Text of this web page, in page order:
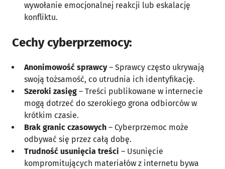
wywołanie emocjonalnej reakcji lub eskalację
konfliktu.
Cechy cyberprzemocy:
Anonimowość sprawcy– Sprawcy często ukrywają
swoją tożsamość, co utrudnia ich identyfikację.
Szeroki zasięg – Treści publikowane w internecie
mogą dotrzeć do szerokiego grona odbiorców w
krótkim czasie.
Brak granic czasowych – Cyberprzemoc może
odbywać się przez całą dobę.
Trudność usunięcia treści – Usunięcie
kompromitujących materiałów z internetu bywa